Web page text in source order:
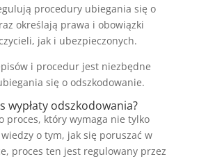
procedury ubiegania się o
określają prawa i obowiązki
jak i ubezpieczonych.
i procedur jest niezbędne
się o odszkodowanie.
wypłaty odszkodowania?
proces, który wymaga nie tylko
o tym, jak się poruszać w
proces ten jest regulowany przez